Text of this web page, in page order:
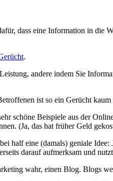
dass eine Information in
.
andere indem Sie
ist so ein Gerücht
schöne Beispiele aus der
(Ja, das hat früher Geld
half eine (damals) geniale
darauf aufmerksam und
wahr, einen Blog. Blogs